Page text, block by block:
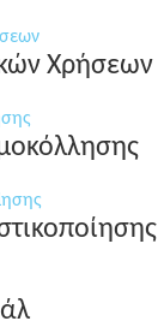
Χρήσεων